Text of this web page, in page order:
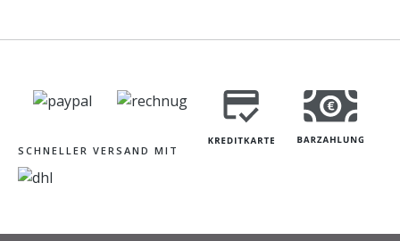
SCHNELLER VERSAND MIT